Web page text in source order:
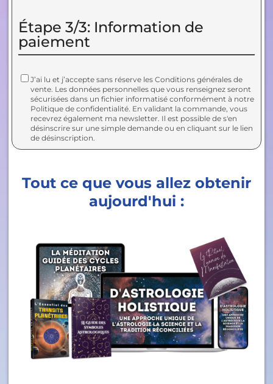
Étape 3/3: Information de
paiement
J’ai lu et j’accepte sans réserve les Conditions générales de
vente. Les données personnelles que vous renseignez seront
sécurisées dans un fichier informatisé conformément à notre
Politique de confidentialité. En validant la commande, vous
recevrez également ma newsletter. Il est possible de s'en
désinscrire sur une simple demande ou en cliquant sur le lien
de désinscription.
Tout ce que vous allez obtenir
aujourd'hui :